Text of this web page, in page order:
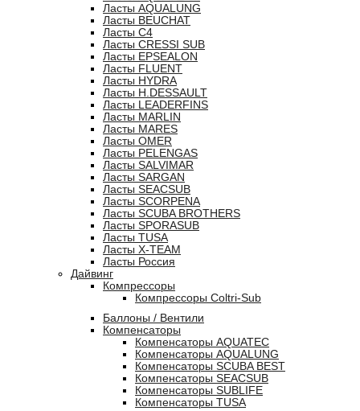
Ласты AQUALUNG
Ласты BEUCHAT
Ласты C4
Ласты CRESSI SUB
Ласты EPSEALON
Ласты FLUENT
Ласты HYDRA
Ласты H.DESSAULT
Ласты LEADERFINS
Ласты MARLIN
Ласты MARES
Ласты OMER
Ласты PELENGAS
Ласты SALVIMAR
Ласты SARGAN
Ласты SEACSUB
Ласты SCORPENA
Ласты SCUBA BROTHERS
Ласты SPORASUB
Ласты TUSA
Ласты X-TEAM
Ласты Россия
Дайвинг
Компрессоры
Компрессоры Coltri-Sub
Баллоны / Вентили
Компенсаторы
Компенсаторы AQUATEC
Компенсаторы AQUALUNG
Компенсаторы SCUBA BEST
Компенсаторы SEACSUB
Компенсаторы SUBLIFE
Компенсаторы TUSA